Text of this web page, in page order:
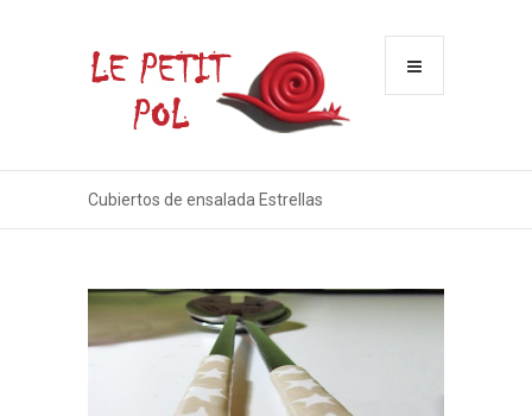
Cubiertos de ensalada Estrellas